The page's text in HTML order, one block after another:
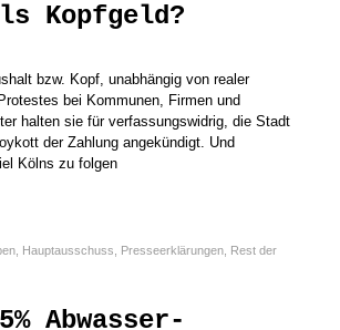
Kopfgeld?
bzw. Kopf, unabhängig von realer
bei Kommunen, Firmen und
halten sie für verfassungswidrig, die Stadt
der Zahlung angekündigt. Und
Kölns zu folgen
Hauptausschuss Presseerklärungen Rest der
Abwasser-